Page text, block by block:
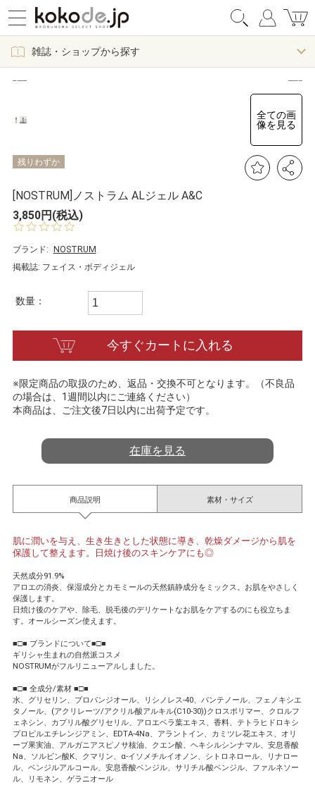
雑誌・ショップから探す
全ての画
像を見る
残りわずか
[NOSTRUM]ノストラム ALジェル A&C
3,850円(税込)
0.
s
a
i
n
g
ブランド:
NOSTRUM
掲載誌: フェイス・ボディジェル
数量：
今すぐカートに入れる
※限定商品の取扱のため、返品・交換不可となります。（不良品
の場合は、1週間以内にご連絡ください）
本商品は、ご注文後7日以内に出荷予定です。
在庫を見る
商品説明
肌に潤いを与え、生き生きとした状態に導き、乾燥ダメージから肌を
保護して整えます。日焼け後のスキンケアにも◎
天然成分91.9%
アロエの消炎、保湿成分とカモミールの天然鎮静成分をミックス。お肌をやさしく
保護します。
日焼け後のケアや、除毛、脱毛後のデリケートなお肌をケアするのにも役立ちま
す。オールシーズン使えます。
■□■ ブランドについて■□■
ギリシャ生まれの自然派コスメ
NOSTRUMがフルリニューアルしました。
■□■ 全成分/素材 ■□■
水、グリセリン、プロパンジオール、リシノレス-40、パンテノール、フェノキシエ
タノール、(アクリレーツ/アクリル酸アルキル(C10-30))クロスポリマー、クロルフ
ェネシン、カプリル酸グリセリル、アロエベラ葉エキス、香料、テトラヒドロキシ
プロピルエチレンジアミン、EDTA-4Na、アラントイン、カミツレ花エキス、オリ
ーブ果実油、アルガニアスピノサ核油、クエン酸、ヘキシルシンナマル、安息香酸
Na、ソルビン酸K、クマリン、α-イソメチルイオノン、シトロネロール、リナロー
ル、ベンジルアルコール、安息香酸ベンジル、サリチル酸ベンジル、ファルネソー
ル、リモネン、ゲラニオール
素材・サイズ